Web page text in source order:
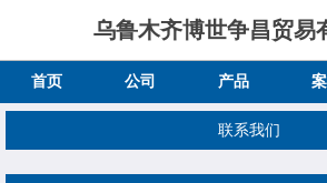
乌鲁木齐博世争昌贸易
首页 公司 产品
联系我们